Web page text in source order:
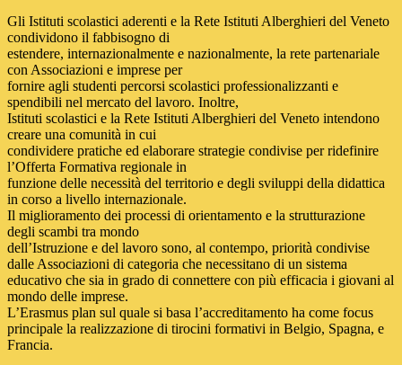
Gli Istituti scolastici aderenti e la Rete Istituti Alberghieri del Veneto
condividono il fabbisogno di
estendere, internazionalmente e nazionalmente, la rete partenariale
con Associazioni e imprese per
fornire agli studenti percorsi scolastici professionalizzanti e
spendibili nel mercato del lavoro. Inoltre,
Istituti scolastici e la Rete Istituti Alberghieri del Veneto intendono
creare una comunità in cui
condividere pratiche ed elaborare strategie condivise per ridefinire
l’Offerta Formativa regionale in
funzione delle necessità del territorio e degli sviluppi della didattica
in corso a livello internazionale.
Il miglioramento dei processi di orientamento e la strutturazione
degli scambi tra mondo
dell’Istruzione e del lavoro sono, al contempo, priorità condivise
dalle Associazioni di categoria che necessitano di un sistema
educativo che sia in grado di connettere con più efficacia i giovani al
mondo delle imprese.
L’Erasmus plan sul quale si basa l’accreditamento ha come focus
principale la realizzazione di tirocini formativi in Belgio, Spagna, e
Francia.